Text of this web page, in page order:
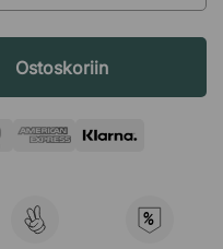
Ostoskoriin
%